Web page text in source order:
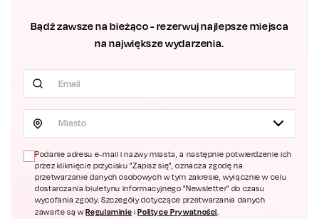
Bądź zawsze na bieżąco - rezerwuj najlepsze miejsca
na największe wydarzenia.
Miasto
Podanie adresu e-mail i nazwy miasta, a następnie potwierdzenie ich
przez kliknięcie przycisku "Zapisz się", oznacza zgodę na
przetwarzanie danych osobowych w tym zakresie, wyłącznie w celu
dostarczania biuletynu informacyjnego "Newsletter" do czasu
wycofania zgody. Szczegóły dotyczące przetwarzania danych
zawarte są wRegulaminie iPolityce Prywatności.